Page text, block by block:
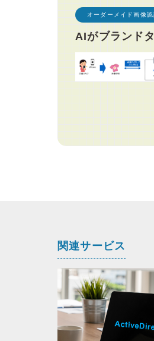
オーダーメイド画像
AIがブランド
関連サービス